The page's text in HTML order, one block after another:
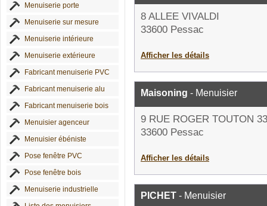
Menuiserie porte
Menuiserie sur mesure
Menuiserie intérieure
Menuiserie extérieure
Fabricant menuiserie PVC
Fabricant menuiserie alu
Fabricant menuiserie bois
Menuisier agenceur
Menuisier ébéniste
Pose fenêtre PVC
Pose fenêtre bois
Menuiserie industrielle
8 ALLEE VIVALDI
33600 Pessac
Afficher les détails
Maisoning - Menuisier
9 RUE ROGER TOUTON
33600 Pessac
Afficher les détails
PICHET - Menuisier